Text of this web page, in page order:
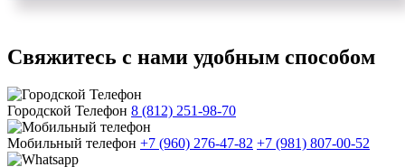
Свяжитесь с нами удобным способом
Городской Телефон 8 (812) 251-98-70
Мобильный телефон +7 (960) 276-47-82 +7 (981) 807-00-52